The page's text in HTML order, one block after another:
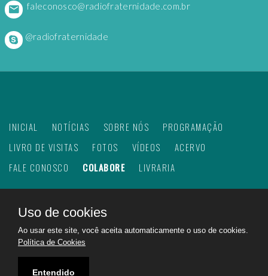
faleconosco@radiofraternidade.com.br
@radiofraternidade
INICIAL NOTÍCIAS SOBRE NÓS
PROGRAMAÇÃO
LIVRO DE VISITAS
FOTOS VÍDEOS
ACERVO
FALE CONOSCO
COLABORE LIVRARIA
2026Web Rádio Fraternidade. Todos os direitos
reservados.
Feito com
no Brasil para todo o mundo!
Rádio Fraternidade a emissora do bem na internet.
Uso de cookies
Ao usar este site, você aceita automaticamente o uso de cookies.
Política de Cookies
Entendido